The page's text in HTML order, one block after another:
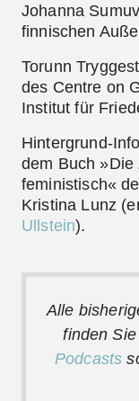
Johanna
finnischen
Torunn
des Centre on
Institut für
Hintergrund-
dem Buch
feministisch«
Kristina Lunz
Ullstein).
Alle
finden
Podcasts